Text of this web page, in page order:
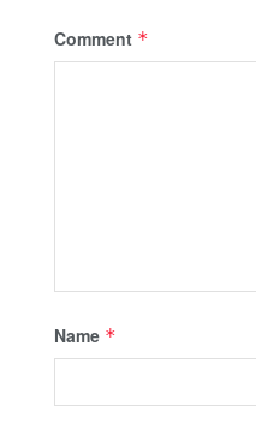
Comment *
Name *